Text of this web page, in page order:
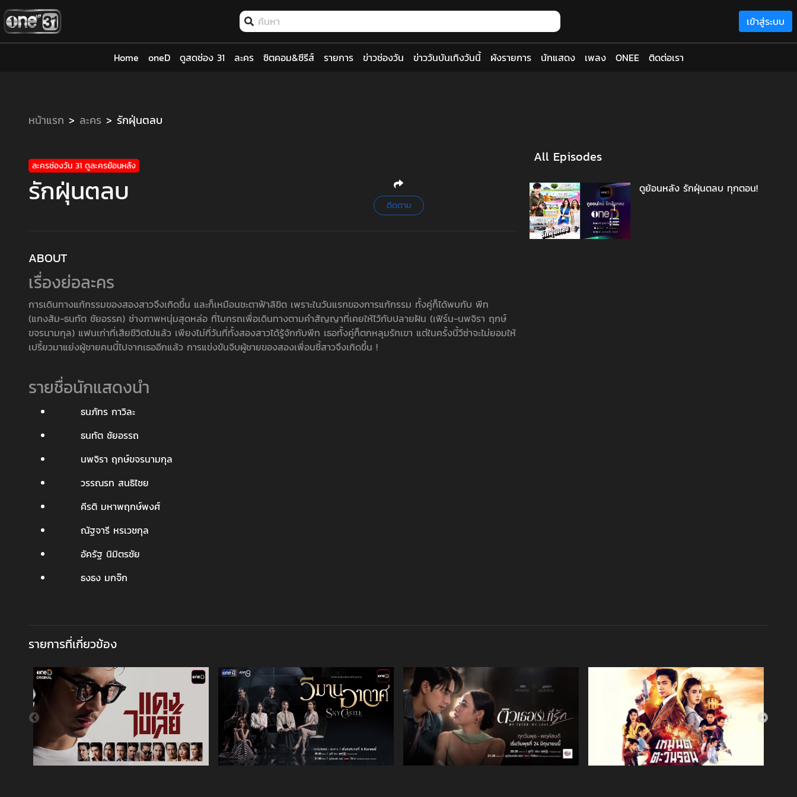
เข้าสู่ระบบ
Home oneD ดูสดช่อง 31 ละคร ซิตคอม&ซีรีส์ รายการ ข่าวช่องวัน ข่าววันบันเทิงวันนี้ ผังรายการ นักแสดง เพลง ONEE ติดต่อเรา
หน้าแรก ละคร รักฝุ่นตลบ
ละครช่องวัน 31 ดูละครย้อนหลัง
รักฝุ่นตลบ ติดตาม
ABOUT
เรื่องย่อละคร
การเดินทางแก้กรรมของสองสาวจึงเกิดขึ้น และก็เหมือนชะตาฟ้าลิขิต เพราะในวันแรกของการแก้กรรม ทั้งคู่ก็ได้พบกับ พีท
(แกงส้ม-ธนทัต ชัยอรรค) ช่างภาพหนุ่มสุดหล่อ ที่โบกรถเพื่อเดินทางตามคำสัญญาที่เคยให้ไว้กับปลายฝัน (เฟิร์น-นพจิรา ฤกษ์
ขจรนามกุล) แฟนเก่าที่เสียชีวิตไปแล้ว เพียงไม่กี่วันที่ทั้งสองสาวได้รู้จักกับพีท เธอทั้งคู่ก็ตกหลุมรักเขา แต่ในครั้งนี้วีซ่าจะไม่ยอมให้
เปรี้ยวมาแย่งผู้ชายคนนี้ไปจากเธออีกแล้ว การแข่งขันจีบผู้ชายของสองเพื่อนซี้สาวจึงเกิดขึ้น !
รายชื่อนักแสดงนำ
ธนภัทร กาวิละ
ธนทัต ชัยอรรถ
นพจิรา ฤกษ์ขจรนามกุล
วรรณรท สนธิไชย
คีรติ มหาพฤกษ์พงศ์
ณัฐจารี หรเวชกุล
อัครัฐ นิมิตรชัย
ธงธง มกจ๊ก
All Episodes
1
ดูย้อนหลัง รักฝุ่นตลบ ทุกตอน!
รายการที่เกี่ยวข้อง